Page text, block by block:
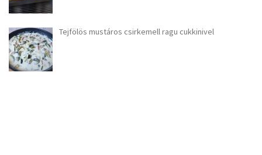
Tejfölös mustáros csirkemell ragu cukkinivel